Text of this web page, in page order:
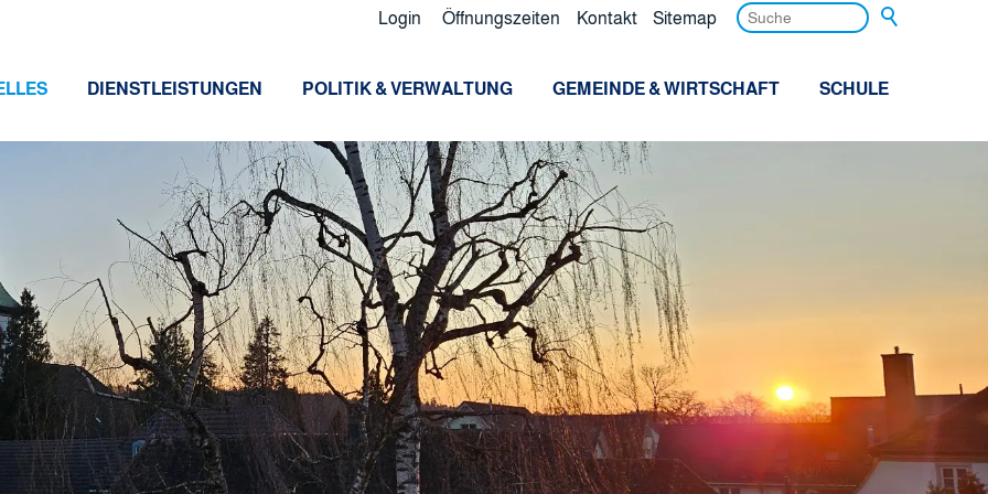
Öffnungszeiten Kontakt Sitemap
Login
DIENSTLEISTUNGEN POLITIK & VERWALTUNG GEMEINDE & WIRTSCHAFT SCHULE